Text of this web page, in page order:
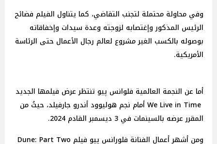
وفي محاولة محتملة لتجنب التقاضي، كما يتناول الفيلم فضائح
الرئيس المذكور وإغتصابه لزوجته وعدة سيدات وإخفاقاته
بوصوله بالكسب الغير مشروع لعالم رجال الأعمال حتى الرئاسة
الأمريكية.
أما عن النجمة العالمية فلوانس پيو تنتظر عرض فيلمها الجديد
We Live in Time أمام نجم هوليوود أندرو جارفيلد، حيثُ من
المقرر عرضه بالسينمات في 3 ديسمبر القادم 2024.
ومن أشهر أعمال الفنانة فلورانس پيو فيلم Dune: Part Two